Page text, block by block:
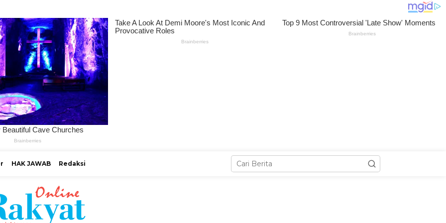
HAK JAWAB Redaksi